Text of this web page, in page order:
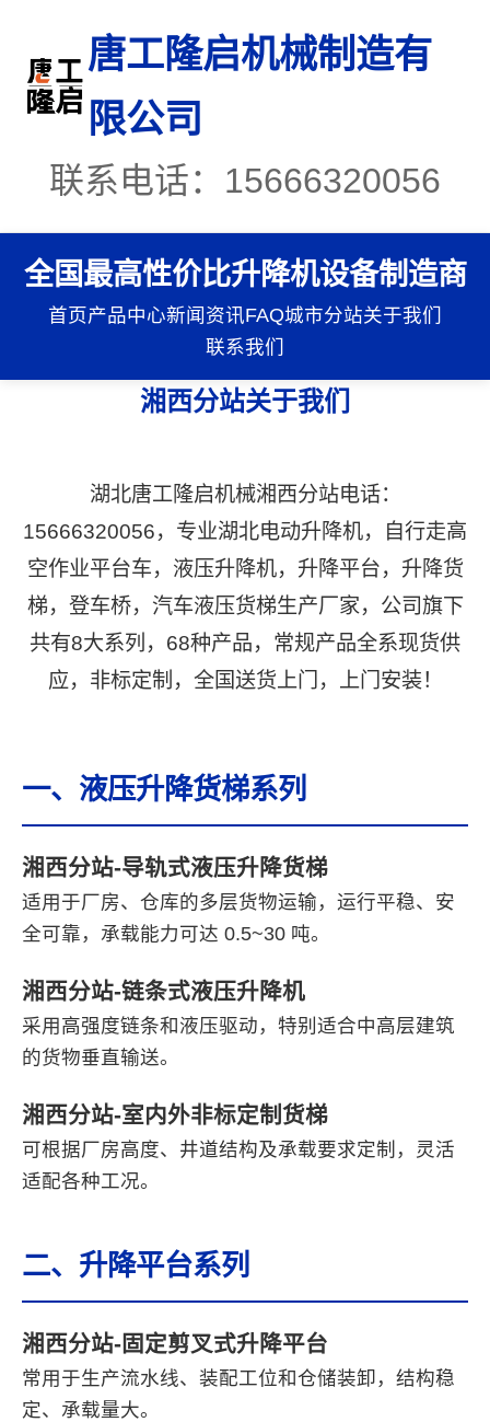
唐工隆启机械制造有
限公司
联系电话：15666320056
全国最高性价比升降机设备制造商
首页产品中心新闻资讯FAQ城市分站关于我们
联系我们
湘西分站关于我们
湖北唐工隆启机械湘西分站电话：
15666320056，专业湖北电动升降机，自行走高
空作业平台车，液压升降机，升降平台，升降货
梯，登车桥，汽车液压货梯生产厂家，公司旗下
共有8大系列，68种产品，常规产品全系现货供
应，非标定制，全国送货上门，上门安装！
一、液压升降货梯系列
湘西分站-导轨式液压升降货梯
适用于厂房、仓库的多层货物运输，运行平稳、安
全可靠，承载能力可达 0.5~30 吨。
湘西分站-链条式液压升降机
采用高强度链条和液压驱动，特别适合中高层建筑
的货物垂直输送。
湘西分站-室内外非标定制货梯
可根据厂房高度、井道结构及承载要求定制，灵活
适配各种工况。
二、升降平台系列
湘西分站-固定剪叉式升降平台
常用于生产流水线、装配工位和仓储装卸，结构稳
定、承载量大。